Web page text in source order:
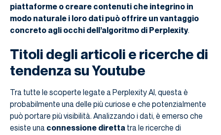
piattaforme o creare contenuti che integrino in
modo naturale i loro dati può offrire un vantaggio
concreto agli occhi dell’algoritmo di Perplexity.
Titoli degli articoli e ricerche di
tendenza su Youtube
Tra tutte le scoperte legate a Perplexity AI, questa è
probabilmente una delle più curiose e che potenzialmente
può portare più visibilità. Analizzando i dati, è emerso che
esiste una connessione diretta tra le ricerche di